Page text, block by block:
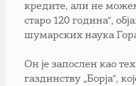
кредите, али не
старо 120 година“,
шумарских наука
Он је запослен као
газдинству „Борја“,